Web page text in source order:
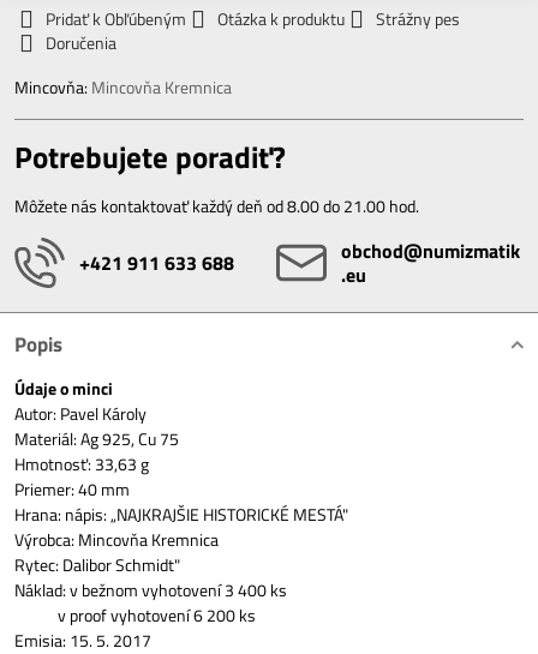
Pridať k Obľúbeným Otázka k produktu
Strážny pes
Doručenia
Mincovňa: Mincovňa Kremnica
Potrebujete poradiť?
Môžete nás kontaktovať každý deň od 8.00 do 21.00 hod.
+421 911 633 688
obchod​@numizmatik​
.eu
Popis
Údaje o minci
Autor: Pavel Károly
Materiál: Ag 925, Cu 75
Hmotnosť: 33,63 g
Priemer: 40 mm
Hrana: nápis: „NAJKRAJŠIE HISTORICKÉ MESTÁ"
Výrobca: Mincovňa Kremnica
Rytec: Dalibor Schmidt"
Náklad: v bežnom vyhotovení 3 400 ks
v proof vyhotovení 6 200 ks
Emisia: 15. 5. 2017